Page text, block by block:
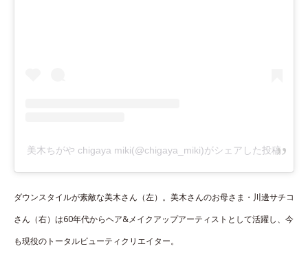
美木ちがや chigaya miki(@chigaya_miki)がシェアした投稿
ダウンスタイルが素敵な美木さん（左）。美木さんのお母さま・川邊サチコ
さん（右）は60年代からヘア&メイクアップアーティストとして活躍し、今
も現役のトータルビューティクリエイター。